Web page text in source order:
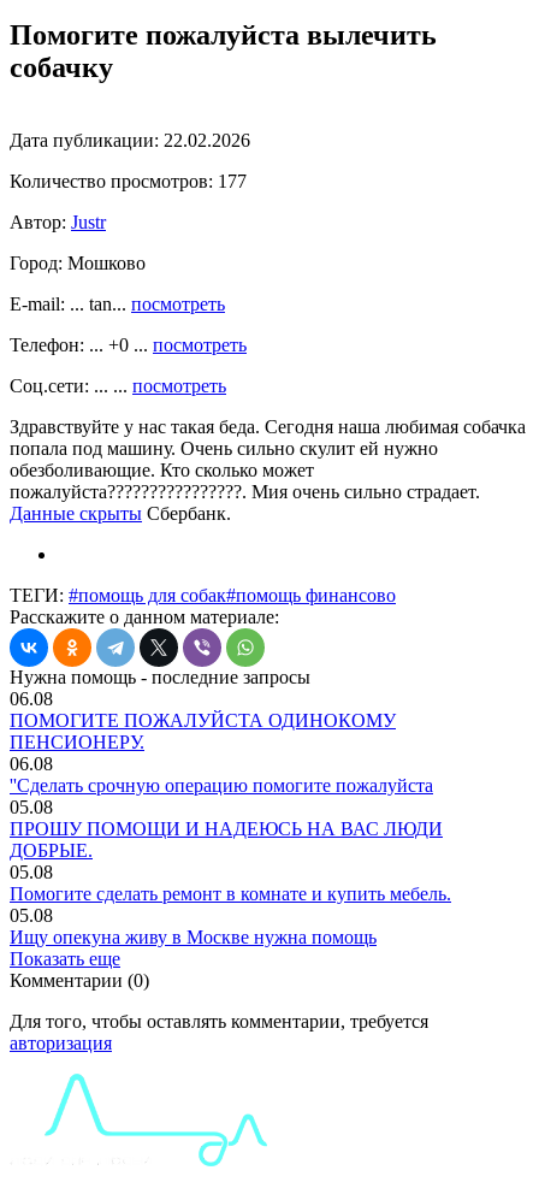
Помогите пожалуйста вылечить
собачку
Дата публикации: 22.02.2026
Количество просмотров: 177
Автор: Justr
Город: Мошково
E-mail: ... tan... посмотреть
Телефон: ... +0 ... посмотреть
Соц.сети: ... ... посмотреть
Здравствуйте у нас такая беда. Сегодня наша любимая собачка
попала под машину. Очень сильно скулит ей нужно
обезболивающие. Кто сколько может
пожалуйста????????????????. Мия очень сильно страдает.
Данные скрыты Сбербанк.
ТЕГИ: #помощь для собак#помощь финансово
Расскажите о данном материале:
Нужна помощь - последние запросы
06.08
ПОМОГИТЕ ПОЖАЛУЙСТА ОДИНОКОМУ
ПЕНСИОНЕРУ.
06.08
''Сделать срочную операцию помогите пожалуйста
05.08
ПРОШУ ПОМОЩИ И НАДЕЮСЬ НА ВАС ЛЮДИ
ДОБРЫЕ.
05.08
Помогите сделать ремонт в комнате и купить мебель.
05.08
Ищу опекуна живу в Москве нужна помощь
Показать еще
Комментарии (0)
Для того, чтобы оставлять комментарии, требуется
авторизация